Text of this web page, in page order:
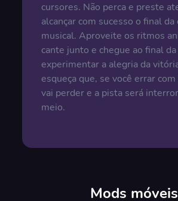
cursores. Não perca e preste
alcançar com sucesso o final da
musical. Aproveite os ritmos
cante junto e chegue ao final
experimentar a alegria da
esqueça que, se você errar
vai perder e a pista será
meio.
Mods móveis